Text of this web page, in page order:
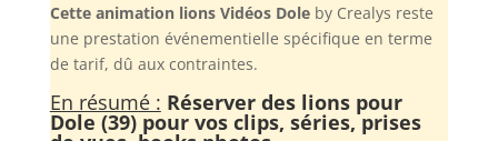
Cette animation lions Vidéos Doleby Crealys reste
une prestation événementielle spécifique en terme
de tarif, dû aux contraintes.
En résumé : Réserver des lions pour
Dole (39) pour vos clips, séries, prises